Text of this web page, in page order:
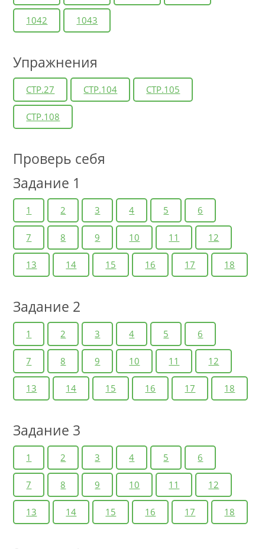
1042 1043
Упражнения
СТР.27 СТР.104 СТР.105
СТР.108
Проверь себя
Задание 1
1 2 3 4 5 6
7 8 9 10 11 12
13 14 15 16 17 18
Задание 2
1 2 3 4 5 6
7 8 9 10 11 12
13 14 15 16 17 18
Задание 3
1 2 3 4 5 6
7 8 9 10 11 12
13 14 15 16 17 18